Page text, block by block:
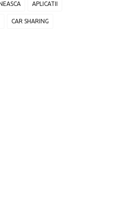
APLICATII
CAR SHARING